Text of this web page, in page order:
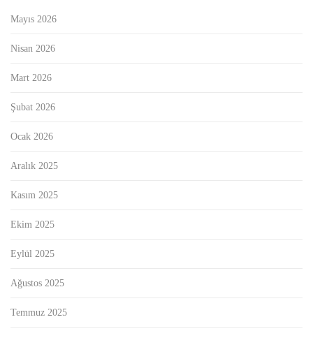
Mayıs 2026
Nisan 2026
Mart 2026
Şubat 2026
Ocak 2026
Aralık 2025
Kasım 2025
Ekim 2025
Eylül 2025
Ağustos 2025
Temmuz 2025